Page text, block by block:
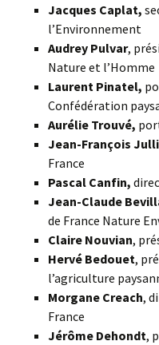
Jacques Caplat,
l’Environnement
Audrey Pulvar,
Nature et l’Homme
Laurent Pinatel,
Confédération
Aurélie Trouvé,
Jean-François
France
Pascal Canfin,
Jean-Claude
de France Nature
Claire Nouvian,
Hervé Bedouet,
l’agriculture
Morgane Creach,
France
Jérôme Dehondt,